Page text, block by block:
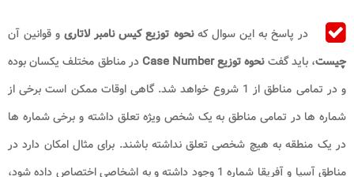
در پاسخ به این سوال کهنحوه توزیع کیس نامبر لاتاریو قوانین آن
چیست، باید گفتنحوه توزیع Case Number
در مناطق مختلف یکسان بوده
و در تمامی مناطق از 1 شروع خواهد شد. گاهی اوقات ممکن است برخی از
شماره ها در تمامی مناطق به یک شخص ویژه تعلق داشته و برخی شماره ها
در یک منطقه به هیچ شخصی تعلق نداشته باشند. برای مثال امکان دارد در
مناطق آسیا و آفریقا شماره 1 وجود داشته و به اشخاصی اختصاص داده شود،